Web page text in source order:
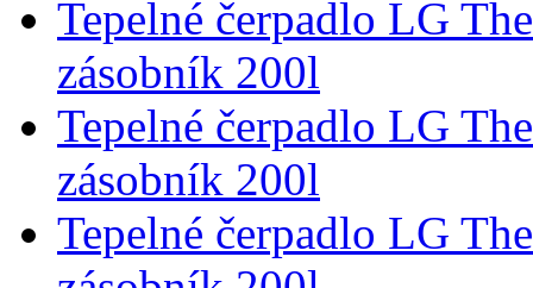
Tepelné čerpadlo LG
zásobník 200l
Tepelné čerpadlo LG
zásobník 200l
Tepelné čerpadlo LG